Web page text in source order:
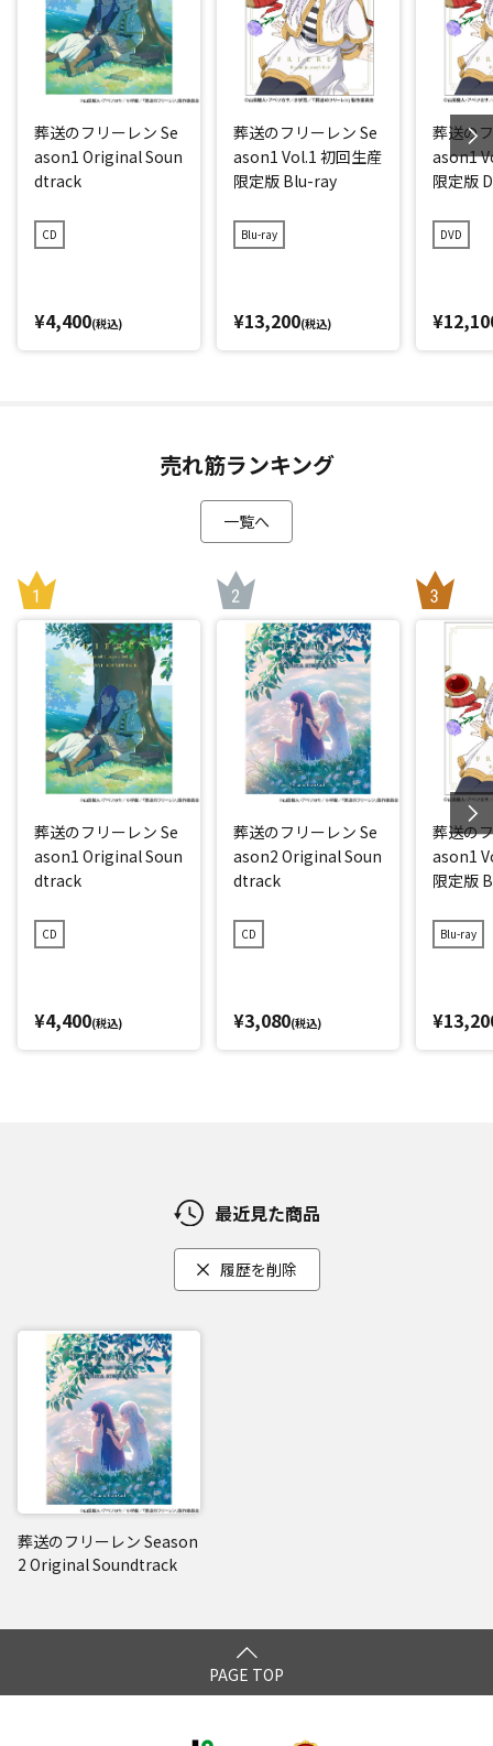
葬送のフリーレン Se
ason1 Original Soun
dtrack
CD
¥4,400(税込)
葬送のフリーレン Se
ason1 Vol.1 初回生産
限定版 Blu-ray
Blu-ray
¥13,200(税込)
葬送の
ason1
限定版
DVD
売れ筋ランキング
一覧へ
葬送のフリーレン Se
ason1 Original Soun
dtrack
CD
¥4,400(税込)
葬送のフリーレン Se
ason2 Original Soun
dtrack
CD
¥3,080(税込)
葬送の
ason1
限定版
Blu-ray
最近見た商品
履歴を削除
葬送のフリーレン Season
2 Original Soundtrack
PAGE TOP